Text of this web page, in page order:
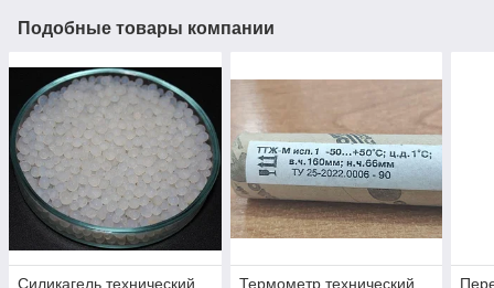
Подобные товары компании
Силикагель технический
Термометр технический